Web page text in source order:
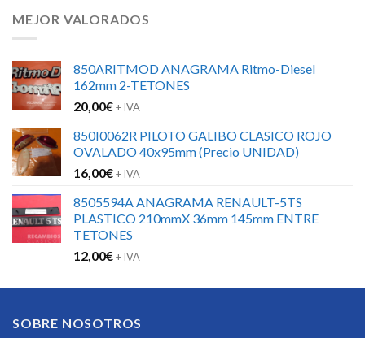
MEJOR VALORADOS
850ARITMOD ANAGRAMA Ritmo-Diesel
162mm 2-TETONES
20,00€+ IVA
850I0062R PILOTO GALIBO CLASICO ROJO
OVALADO 40x95mm (Precio UNIDAD)
16,00€+ IVA
8505594A ANAGRAMA RENAULT-5TS
PLASTICO 210mmX 36mm 145mm ENTRE
TETONES
12,00€+ IVA
SOBRE NOSOTROS